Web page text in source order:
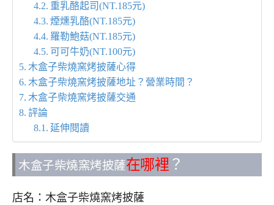
重乳酪起司(NT.185元)
煙燻乳酪(NT.185元)
羅勒鮑菇(NT.185元)
可可牛奶(NT.100元)
木盒子柴燒窯烤披薩心得
木盒子柴燒窯烤披薩地址？營業時間？
木盒子柴燒窯烤披薩交通
評論
延伸閱讀
木盒子柴燒窯烤披薩在哪裡 ？
店名：木盒子柴燒窯烤披薩